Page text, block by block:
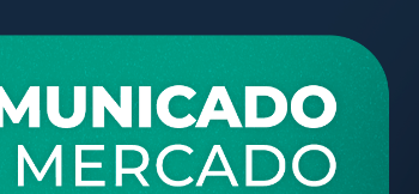
XTL-794 - (AE-559) - PESO
0 comentários
Disponível sob consulta
Taxas R$ 0,00